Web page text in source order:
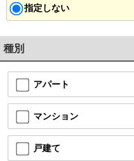
指定しない
種別
アパート
マンション
戸建て